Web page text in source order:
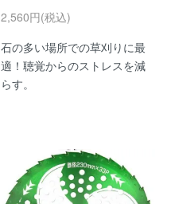
2,560円(税込)
石の多い場所での草刈りに最
適！聴覚からのストレスを減
らす。